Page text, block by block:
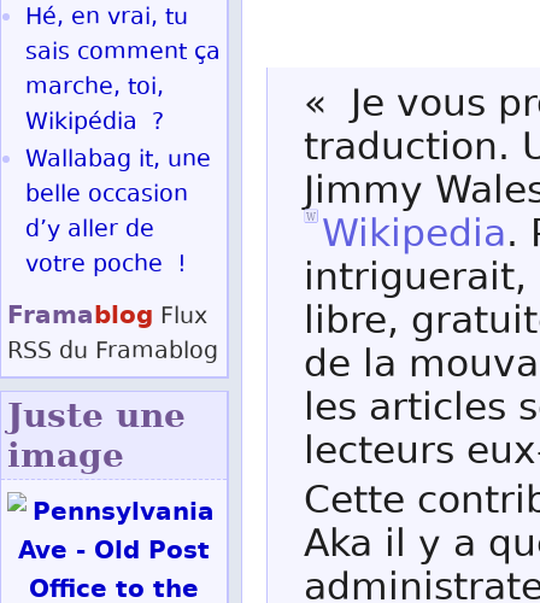
« Je vous
traduction.
Jimmy
Wikipedia.
intriguerait,
libre,
de la
les articles
lecteurs
Cette
Aka il y a
Hé, en vrai, tu
sais comment ça
marche, toi,
Wikipédia ?
Wallabag it, une
belle occasion
d’y aller de
votre poche !
Framablog Flux
RSS du Framablog
Juste une
image